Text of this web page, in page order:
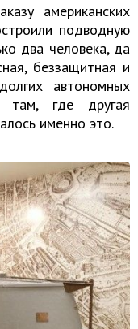
американских
подводную
два человека, да
беззащитная и
автономных
там, где другая
именно это.